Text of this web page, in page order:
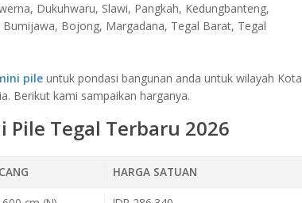
Dukuhwaru, Slawi, Pangkah, Kedungbanteng,
Bojong, Margadana, Tegal Barat, Tegal
pile untuk pondasi bangunan anda untuk wilayah Kota
Berikut kami sampaikan harganya.
Tegal Terbaru 2026
HARGA SATUAN